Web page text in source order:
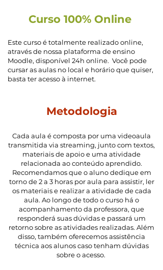
Curso 100% Online
Este curso é totalmente realizado online,
através de nossa plataforma de ensino
Moodle, disponível 24h online. Você pode
cursar as aulas no local e horário que quiser,
basta ter acesso à internet.
Metodologia
Cada aula é composta por uma videoaula
transmitida via streaming, junto com textos,
materiais de apoio e uma atividade
relacionada ao conteúdo aprendido.
Recomendamos que o aluno dedique em
torno de 2 a 3 horas por aula para assistir, ler
os materiais e realizar a atividade de cada
aula. Ao longo de todo o curso há o
acompanhamento da professora, que
responderá suas dúvidas e passará um
retorno sobre as atividades realizadas. Além
disso, também oferecemos assistência
técnica aos alunos caso tenham dúvidas
sobre o acesso.